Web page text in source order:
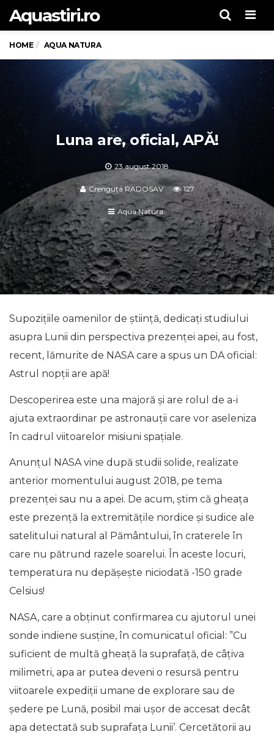
Aquastiri.ro
HOME AQUA NATURA
Luna are, oficial, APĂ!
23 august 2018
Crenguța RADOSAV 127
Aqua Natura
Supozițiile oamenilor de știință, dedicați studiului
asupra Lunii din perspectiva prezenței apei, au fost,
recent, lămurite de NASA care a spus un DA oficial:
Astrul nopții are apă!
Descoperirea este una majoră și are rolul de a-i
ajuta extraordinar pe astronauţii care vor aseleniza
în cadrul viitoarelor misiuni spaţiale.
Anunțul NASA vine după studii solide, realizate
anterior momentului august 2018, pe tema
prezenței sau nu a apei. De acum, știm că gheaţa
este prezenţă la extremităţile nordice şi sudice ale
satelitului natural al Pământului, în craterele în
care nu pătrund razele soarelui. În aceste locuri,
temperatura nu depăşeşte niciodată -150 grade
Celsius!
NASA, care a obținut confirmarea cu ajutorul unei
sonde indiene susține, în comunicatul oficial: ”Cu
suficient de multă gheaţă la suprafaţă, de câţiva
milimetri, apa ar putea deveni o resursă pentru
viitoarele expediţii umane de explorare sau de
şedere pe Lună, posibil mai uşor de accesat decât
apa detectată sub suprafaţa Lunii’. Cercetătorii au